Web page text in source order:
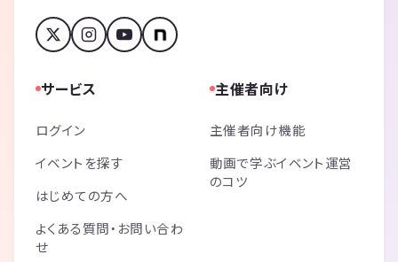
サービス
ログイン
イベントを探す
はじめての方へ
よくある質問・お問い合わ
せ
主催者向け
主催者向け機能
動画で学ぶイベント運営
のコツ